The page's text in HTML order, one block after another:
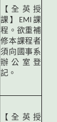
【全英授
課】EMI課
程。欲重補
修本課程者
須向國事系
辦公室登
記。
【全英授